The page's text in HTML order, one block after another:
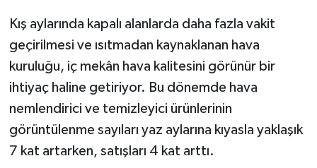
Kış aylarında kapalı alanlarda daha fazla vakit
geçirilmesi ve ısıtmadan kaynaklanan hava
kuruluğu, iç mekân hava kalitesini görünür bir
ihtiyaç haline getiriyor. Bu dönemde hava
nemlendirici ve temizleyici ürünlerinin
görüntülenme sayıları yaz aylarına kıyasla yaklaşık
7 kat artarken, satışları 4 kat arttı.